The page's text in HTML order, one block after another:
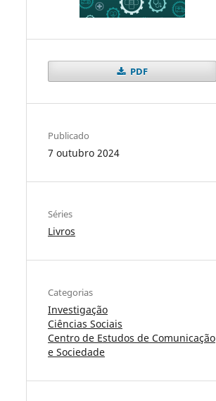
PDF
Publicado
7 outubro 2024
Séries
Livros
Categorias
Investigação
Ciências Sociais
Centro de Estudos de Comunicação
e Sociedade